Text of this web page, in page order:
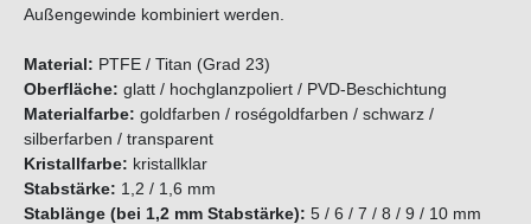
Außengewinde kombiniert werden.
Material: PTFE / Titan (Grad 23)
Oberfläche: glatt / hochglanzpoliert / PVD-Beschichtung
Materialfarbe: goldfarben / roségoldfarben / schwarz /
silberfarben / transparent
Kristallfarbe: kristallklar
Stabstärke: 1,2 / 1,6 mm
Stablänge (bei 1,2 mm Stabstärke): 5 / 6 / 7 / 8 / 9 / 10 mm